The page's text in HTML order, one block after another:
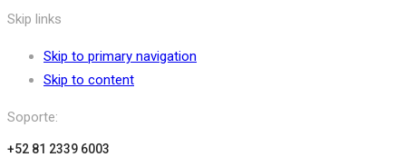
Skip links
Skip to primary navigation
Skip to content
Soporte:
+52 81 2339 6003